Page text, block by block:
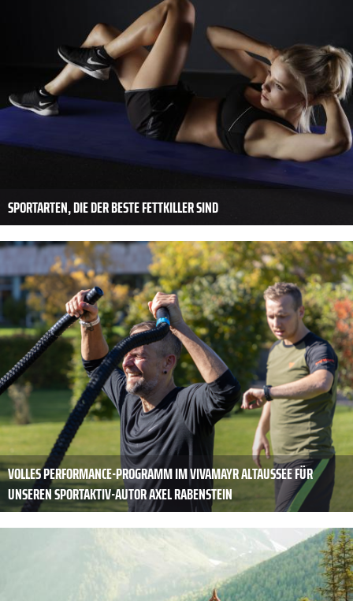
SPORTARTEN, DIE DER BESTE FETTKILLER SIND
VOLLES PERFORMANCE-PROGRAMM IM VIVAMAYR ALTAUSSEE FÜR
UNSEREN SPORTAKTIV-AUTOR AXEL RABENSTEIN